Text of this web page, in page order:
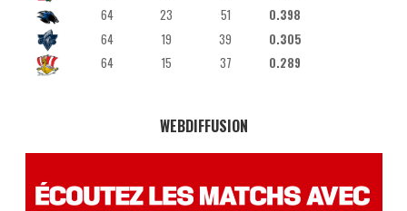
64
23 51
0.398
64
19 39
0.305
64
15 37 0.289
WEBDIFFUSION